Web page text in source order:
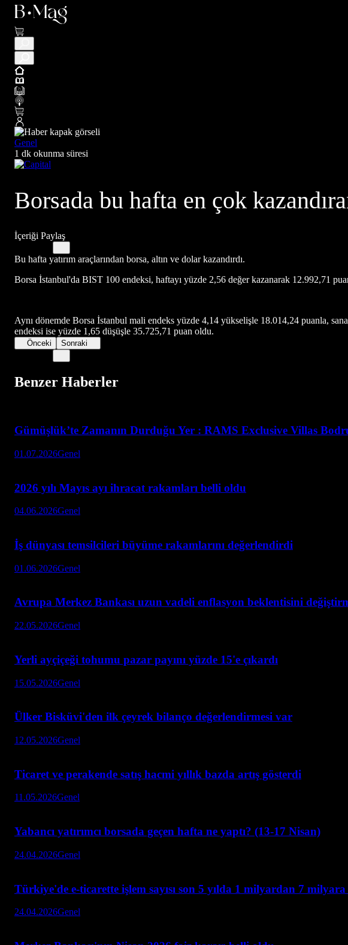
Genel
1 dk okunma süresi
Borsada bu hafta en çok
İçeriği Paylaş
Bu hafta yatırım araçlarından borsa, altın ve dolar kazandırdı.
Borsa İstanbul'da BIST 100 endeksi, haftayı yüzde 2,56 değer kazanarak 12.992,71
Aynı dönemde Borsa İstanbul mali endeks yüzde 4,14 yükselişle 18.014,24 puanla,
endeksi ise yüzde 1,65 düşüşle 35.725,71 puan oldu.
Önceki Sonraki
Benzer Haberler
Gümüşlük’te Zamanın Durduğu Yer : RAMS Exclusive Villas
01.07.2026Genel
2026 yılı Mayıs ayı ihracat rakamları belli oldu
04.06.2026Genel
İş dünyası temsilcileri büyüme rakamlarını değerlendirdi
01.06.2026Genel
Avrupa Merkez Bankası uzun vadeli enflasyon beklentisini
22.05.2026Genel
Yerli ayçiçeği tohumu pazar payını yüzde 15'e çıkardı
15.05.2026Genel
Ülker Bisküvi'den ilk çeyrek bilanço değerlendirmesi var
12.05.2026Genel
Ticaret ve perakende satış hacmi yıllık bazda artış gösterdi
11.05.2026Genel
Yabancı yatırımcı borsada geçen hafta ne yaptı? (13-17 Nisan)
24.04.2026Genel
Türkiye'de e-ticarette işlem sayısı son 5 yılda 1 milyardan 7 milyara
24.04.2026Genel